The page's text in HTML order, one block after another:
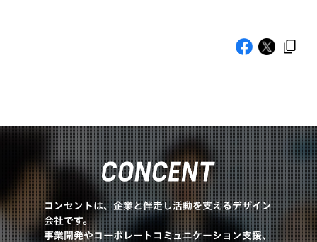
コンセントは、企業と伴走し活動を支えるデザイン
会社です。
事業開発やコーポレートコミュニケーション支援、